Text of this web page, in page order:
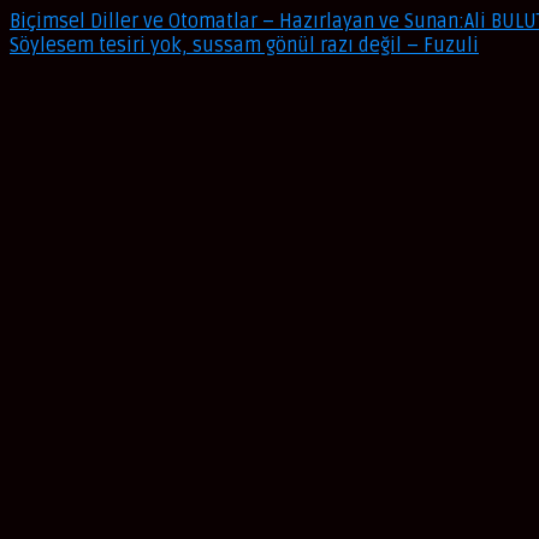
Biçimsel Diller ve Otomatlar – Hazırlayan ve Sunan:Ali
Söylesem tesiri yok, sussam gönül razı değil – Fuzuli